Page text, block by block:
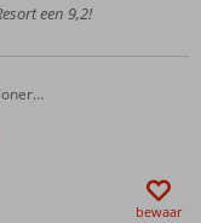
een 9,2!
bewaar